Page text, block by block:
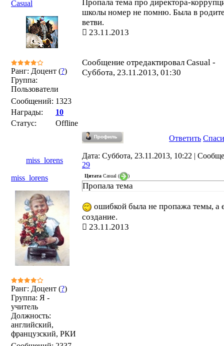
Casual
Ранг: Доцент (?)
Группа:
Пользователи
Сообщений: 1323
Награды:
10
Статус:
Offline
Пропала тема про директора-
школы номер не помню. Была в
ветви.
23.11.2013
Сообщение отредактировал Casual -
Суббота, 23.11.2013, 01:30
Ответить
miss_lorens
Дата: Суббота, 23.11.2013, 10:22 |
29
miss_lorens
Ранг: Доцент (?)
Группа: Я -
учитель
Должность:
английский,
французский, РКИ
Цитата Casual ( )
Пропала тема
ошибкой была не пропажа темы, а
создание.
23.11.2013